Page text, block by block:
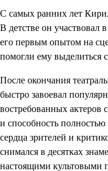
С самых ранних лет
В детстве он участвовал
его первым опытом на
помогли ему выделиться
После окончания
быстро завоевал
востребованных актеров
и способность
сердца зрителей и
снимался в десятках
настоящими культовыми